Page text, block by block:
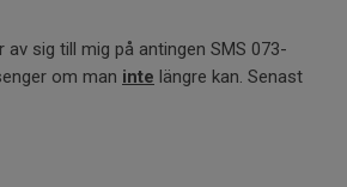
av sig till mig på antingen SMS 073-
om man inte längre kan. Senast